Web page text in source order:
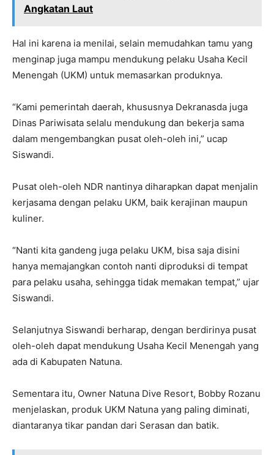
Angkatan Laut
Hal ini karena ia menilai, selain memudahkan tamu yang
menginap juga mampu mendukung pelaku Usaha Kecil
Menengah (UKM) untuk memasarkan produknya.
“Kami pemerintah daerah, khususnya Dekranasda juga
Dinas Pariwisata selalu mendukung dan bekerja sama
dalam mengembangkan pusat oleh-oleh ini,” ucap
Siswandi.
Pusat oleh-oleh NDR nantinya diharapkan dapat menjalin
kerjasama dengan pelaku UKM, baik kerajinan maupun
kuliner.
“Nanti kita gandeng juga pelaku UKM, bisa saja disini
hanya memajangkan contoh nanti diproduksi di tempat
para pelaku usaha, sehingga tidak memakan tempat,” ujar
Siswandi.
Selanjutnya Siswandi berharap, dengan berdirinya pusat
oleh-oleh dapat mendukung Usaha Kecil Menengah yang
ada di Kabupaten Natuna.
Sementara itu, Owner Natuna Dive Resort, Bobby Rozanu
menjelaskan, produk UKM Natuna yang paling diminati,
diantaranya tikar pandan dari Serasan dan batik.